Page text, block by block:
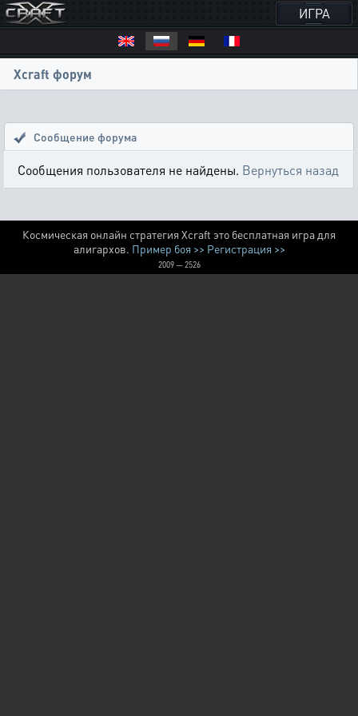
ИГРА
Xcraft форум
Сообщение форума
Сообщения пользователя не найдены. Вернуться назад
Космическая онлайн стратегия Xcraft это бесплатная игра для
алигархов. Пример боя >> Регистрация >>
2009 — 2526